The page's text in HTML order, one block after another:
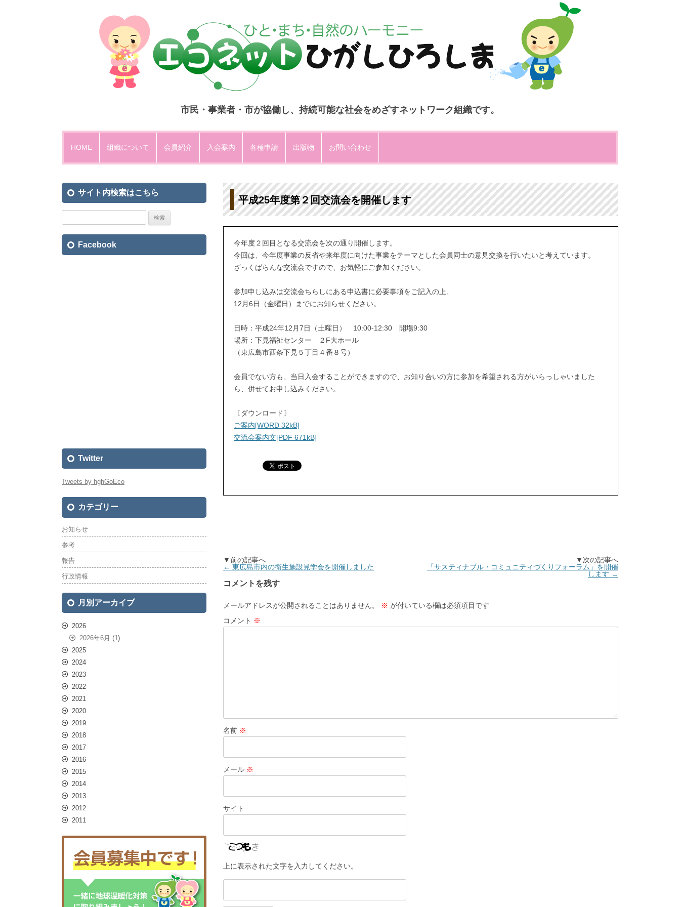
市民・事業者・市が協働し、持続可能な社会をめざすネットワーク組織です。
コ
テ
ツ
キ
ッ
プ
HOME 組織について
運営方法・組織図
エコネットひがしひろしま規約
会員紹介 入会案内 各種申請 出版物 お問い合わせ
平成25年度第２回交流会を開催します
今年度２回目となる交流会を次の通り開催します。
今回は、今年度事業の反省や来年度に向けた事業をテーマとした会員同士の意見交換を行いたいと考えています。
ざっくばらんな交流会ですので、お気軽にご参加ください。
参加申し込みは交流会ちらしにある申込書に必要事項をご記入の上、
12月6日（金曜日）までにお知らせください。
日時：平成24年12月7日（土曜日） 10:00-12:30 開場9:30
場所：下見福祉センター ２F大ホール
（東広島市西条下見５丁目４番８号）
会員でない方も、当日入会することができますので、お知り合いの方に参加を希望される方がいらっしゃいました
ら、併せてお申し込みください。
〔ダウンロード〕
ご案内[WORD 32kB]
交流会案内文[PDF 671kB]
▼前の記事へ
← 東広島市内の衛生施設見学会を開催しました
▼次の記事へ
「サスティナブル・コミュニティづくりフォーラム」を開催
します →
コメントを残す
メールアドレスが公開されることはありません。 ※ が付いている欄は必須項目です
コメント ※
名前 ※
メール ※
サイト
上に表示された文字を入力してください。
サイト内検索はこちら
Facebook
Twitter
Tweets by hghGoEco
カテゴリー
お知らせ
参考
報告
行政情報
月別アーカイブ
2026
2026年6月 (1)
2025
2024
2023
2022
2021
2020
2019
2018
2017
2016
2015
2014
2013
2012
2011